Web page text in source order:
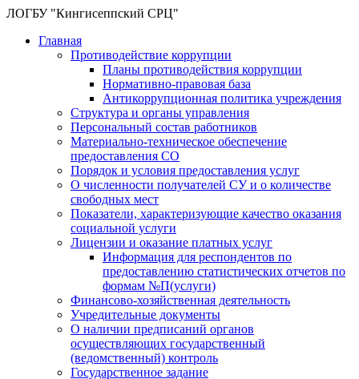
ЛОГБУ "Кингисеппский СРЦ"
Главная
Противодействие коррупции
Планы противодействия коррупции
Нормативно-правовая база
Антикоррупционная политика учреждения
Структура и органы управления
Персональный состав работников
Материально-техническое обеспечение
предоставления СО
Порядок и условия предоставления услуг
О численности получателей СУ и о количестве
свободных мест
Показатели, характеризующие качество оказания
социальной услуги
Лицензии и оказание платных услуг
Информация для респондентов по
предоставлению статистических отчетов по
формам №П(услуги)
Финансово-хозяйственная деятельность
Учредительные документы
О наличии предписаний органов
осуществляющих государственный
(ведомственный) контроль
Государственное задание